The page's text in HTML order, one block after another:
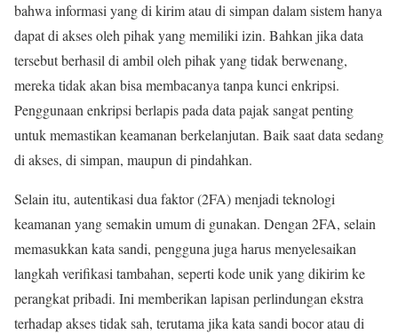
bahwa informasi yang di kirim atau di simpan dalam sistem hanya
dapat di akses oleh pihak yang memiliki izin. Bahkan jika data
tersebut berhasil di ambil oleh pihak yang tidak berwenang,
mereka tidak akan bisa membacanya tanpa kunci enkripsi.
Penggunaan enkripsi berlapis pada data pajak sangat penting
untuk memastikan keamanan berkelanjutan. Baik saat data sedang
di akses, di simpan, maupun di pindahkan.
Selain itu, autentikasi dua faktor (2FA) menjadi teknologi
keamanan yang semakin umum di gunakan. Dengan 2FA, selain
memasukkan kata sandi, pengguna juga harus menyelesaikan
langkah verifikasi tambahan, seperti kode unik yang dikirim ke
perangkat pribadi. Ini memberikan lapisan perlindungan ekstra
terhadap akses tidak sah, terutama jika kata sandi bocor atau di